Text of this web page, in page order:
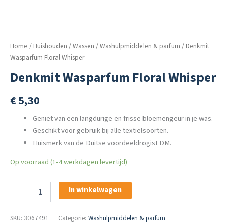
Home / Huishouden /Wassen /Washulpmiddelen & parfum / Denkmit
Wasparfum Floral Whisper
Denkmit Wasparfum Floral Whisper
€5,30
Geniet van een langdurige en frisse bloemengeur in je was.
Geschikt voor gebruik bij alle textielsoorten.
Huismerk van de Duitse voordeeldrogist DM.
Op voorraad (1-4 werkdagen levertijd)
Wasparfum
Whisper
In winkelwagen
SKU: 3067491 Categorie: Washulpmiddelen & parfum